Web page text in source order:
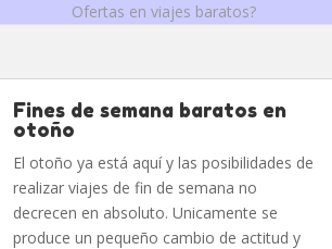
Ofertas en viajes baratos?
Fines de semana baratos en
otoño
El otoño ya está aquí y las posibilidades de
realizar viajes de fin de semana no
decrecen en absoluto. Unicamente se
produce un pequeño cambio de actitud y